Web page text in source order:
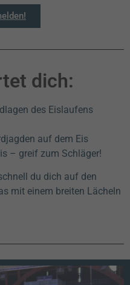
dich:
des Eislaufens
auf dem Eis
– greif zum Schläger!
du dich auf den
mit einem breiten Lächeln